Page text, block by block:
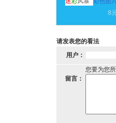
8
请发表您的看法
用户：
您要为您
留言：